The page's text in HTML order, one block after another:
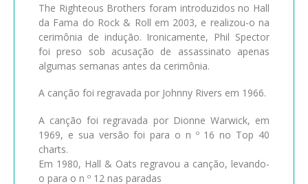
The Righteous Brothers foram introduzidos no Hall
da Fama do Rock & Roll em 2003, e realizou-o na
cerimônia de indução. Ironicamente, Phil Spector
foi preso sob acusação de assassinato apenas
algumas semanas antes da cerimônia.
A canção foi regravada por Johnny Rivers em 1966.
A canção foi regravada por Dionne Warwick, em
1969, e sua versão foi para o n º 16 no Top 40
charts.
Em 1980, Hall & Oats regravou a canção, levando-
o para o n º 12 nas paradas